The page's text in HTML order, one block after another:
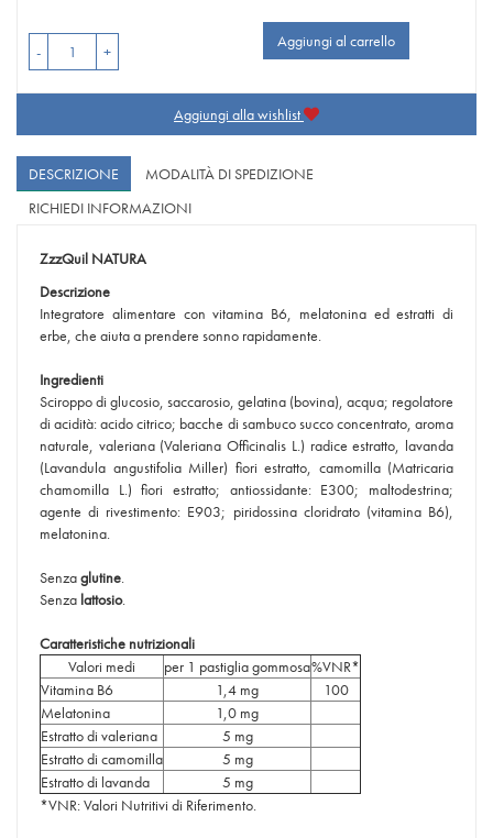
- +
Aggiungi al carrello
Aggiungi alla wishlist
DESCRIZIONE
MODALITÀ DI SPEDIZIONE
RICHIEDI INFORMAZIONI
ZzzQuil NATURA
Descrizione
Integratore alimentare con vitamina B6, melatonina ed estratti di
erbe, che aiuta a prendere sonno rapidamente.
Ingredienti
Sciroppo di glucosio, saccarosio, gelatina (bovina), acqua; regolatore
di acidità: acido citrico; bacche di sambuco succo concentrato, aroma
naturale, valeriana (Valeriana Officinalis L.) radice estratto, lavanda
(Lavandula angustifolia Miller) fiori estratto, camomilla (Matricaria
chamomilla L.) fiori estratto; antiossidante: E300; maltodestrina;
agente di rivestimento: E903; piridossina cloridrato (vitamina B6),
melatonina.
Senzaglutine.
Senza lattosio.
Caratteristiche nutrizionali
Valori medi
per 1 pastiglia gommosa%VNR*
Vitamina B6
1,4 mg
100
Melatonina
1,0 mg
Estratto di valeriana
5 mg
Estratto di camomilla
5 mg
Estratto di lavanda
5 mg
*VNR: Valori Nutritivi di Riferimento.